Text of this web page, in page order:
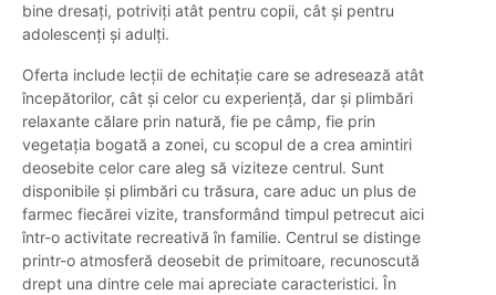
bine dresați, potriviți atât pentru copii, cât și pentru
adolescenți și adulți.
Oferta include lecții de echitație care se adresează atât
începătorilor, cât și celor cu experiență, dar și plimbări
relaxante călare prin natură, fie pe câmp, fie prin
vegetația bogată a zonei, cu scopul de a crea amintiri
deosebite celor care aleg să viziteze centrul. Sunt
disponibile și plimbări cu trăsura, care aduc un plus de
farmec fiecărei vizite, transformând timpul petrecut aici
într-o activitate recreativă în familie. Centrul se distinge
printr-o atmosferă deosebit de primitoare, recunoscută
drept una dintre cele mai apreciate caracteristici. În